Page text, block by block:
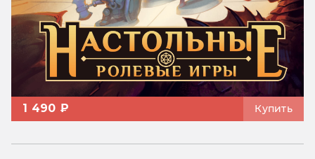
1 490 ₽ Купить